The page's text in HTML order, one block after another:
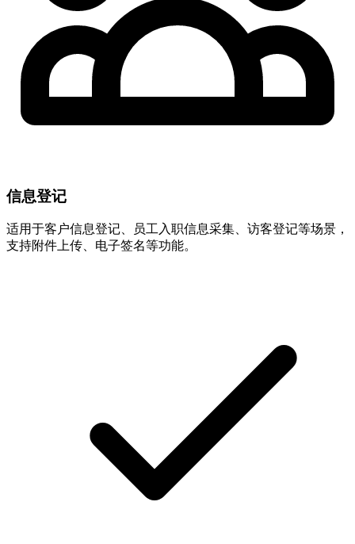
信息登记
适用于客户信息登记、员工入职信息采集、访客登记等场景，
支持附件上传、电子签名等功能。